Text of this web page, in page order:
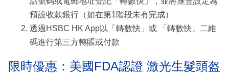
預設收款銀行（如在第1階段未有完成）
透過HSBC HK App以「轉數快」或 「轉數快」二維
碼進行第三方轉賬或付款
限時優惠：美國FDA認證 激光生髮頭盔